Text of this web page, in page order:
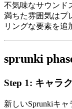
不気味なサウンド
満ちた雰囲気はプ
リングな要素を追
sprunki
Step 1: キャラ
新しいSprunkiキ